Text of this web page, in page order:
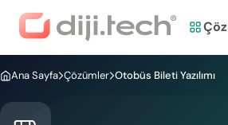
Ana Sayfa Çözümler Otobüs Bileti Yazılımı